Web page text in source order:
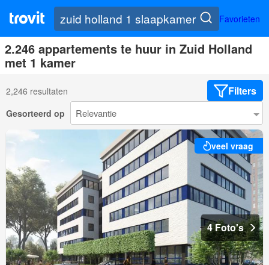
Favorieten
2.246 appartements te huur in Zuid Holland
met 1 kamer
2,246 resultaten Filters
Gesorteerd op
veel vraag
4 Foto's